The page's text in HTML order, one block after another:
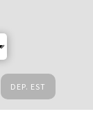
DEP. EST